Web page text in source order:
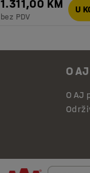
1.311,00 KM
bez PDV
U
O
O AJ